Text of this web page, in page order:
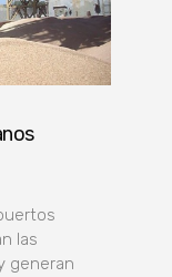
las
generan